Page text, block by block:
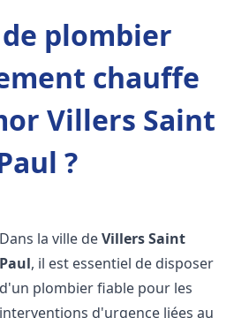
plombier
chauffe
Villers Saint
?
Dans la ville deVillers Saint
Paul, il est essentiel de disposer
d'un plombier fiable pour les
interventions d'urgence liées au